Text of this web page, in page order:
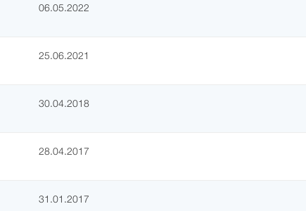
06.05.2022
25.06.2021
30.04.2018
28.04.2017
31.01.2017